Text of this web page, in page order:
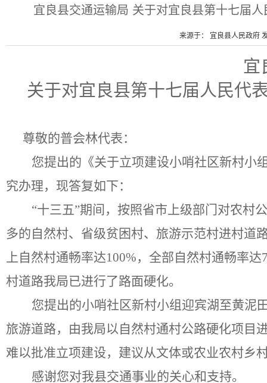
宜良县交通运输局 关于对宜良县第十七届
来源于： 宜良县人民政府
宜
关于对宜良县第十七届人民代
尊敬的普会林代表：
您提出的《关于立项建设小哨社区新村小
究办理，现答复如下：
“十三五”期间，按照省市上级部门对农村
多的自然村、省级贫困村、旅游示范村进村道
上自然村通畅率达100%，全部自然村通畅率
村道路我局已进行了路面硬化。
您提出的小哨社区新村小组迎宾湖至黄泥
旅游道路，由我局以自然村通村公路硬化项目
难以批准立项建设，建议从文体或农业农村乡
感谢您对我县交通事业的关心和支持。